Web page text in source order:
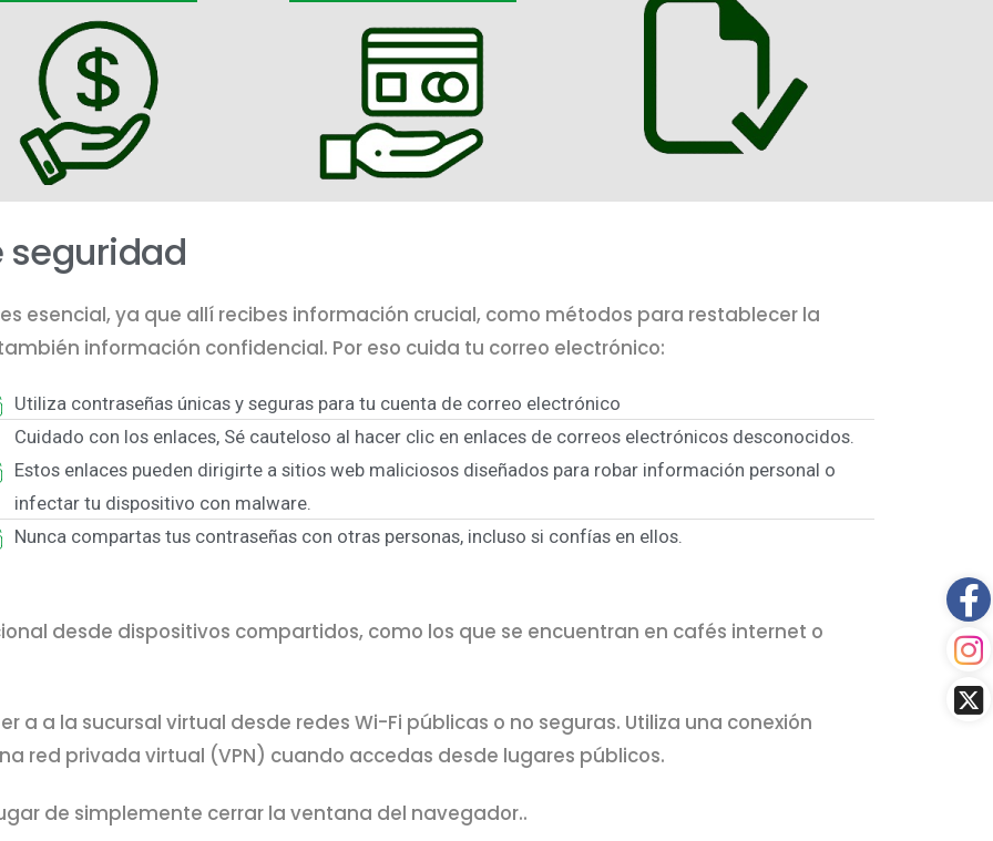
seguridad
esencial, ya que allí recibes información crucial, como métodos para restablecer la
información confidencial. Por eso cuida tu correo electrónico:
Utiliza contraseñas únicas y seguras para tu cuenta de correo electrónico
Cuidado con los enlaces, Sé cauteloso al hacer clic en enlaces de correos electrónicos desconocidos.
Estos enlaces pueden dirigirte a sitios web maliciosos diseñados para robar información personal o
infectar tu dispositivo con malware.
Nunca compartas tus contraseñas con otras personas, incluso si confías en ellos.
desde dispositivos compartidos, como los que se encuentran en cafés internet o
a a la sucursal virtual desde redes Wi-Fi públicas o no seguras. Utiliza una conexión
red privada virtual (VPN) cuando accedas desde lugares públicos.
de simplemente cerrar la ventana del navegador..